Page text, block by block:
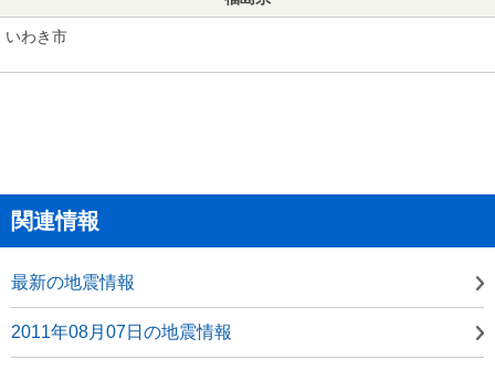
いわき市
関連情報
最新の地震情報
2011年08月07日の地震情報